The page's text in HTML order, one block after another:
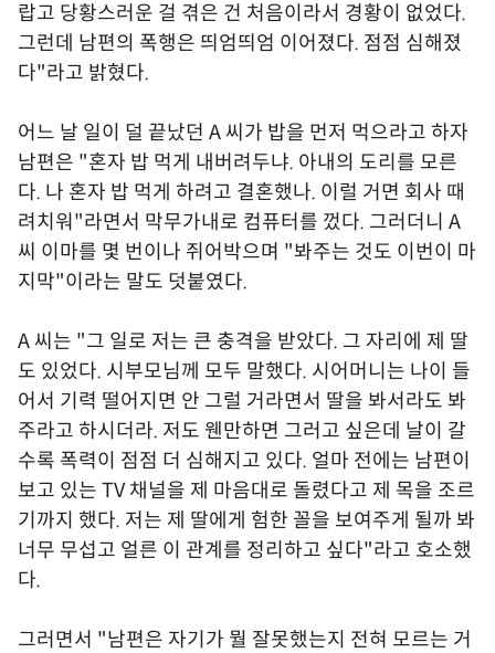
랍고 당황스러운 걸 겪은 건 처음이라서 경황이 없었다.
그런데 남편의 폭행은 띄엄띄엄 이어졌다. 점점 심해졌
다"라고 밝혔다.
어느 날 일이 덜 끝났던 A 씨가 밥을 먼저 먹으라고 하자
남편은 "혼자 밥 먹게 내버려두냐. 아내의 도리를 모른
다. 나 혼자 밥 먹게 하려고 결혼했나. 이럴 거면 회사 때
려치워"라면서 막무가내로 컴퓨터를 껐다. 그러더니 A
씨 이마를 몇 번이나 쥐어박으며 "봐주는 것도 이번이 마
지막"이라는 말도 덧붙였다.
A 씨는 "그 일로 저는 큰 충격을 받았다. 그 자리에 제 딸
도 있었다. 시부모님께 모두 말했다. 시어머니는 나이 들
어서 기력 떨어지면 안 그럴 거라면서 딸을 봐서라도 봐
주라고 하시더라. 저도 웬만하면 그러고 싶은데 날이 갈
수록 폭력이 점점 더 심해지고 있다. 얼마 전에는 남편이
보고 있는 TV 채널을 제 마음대로 돌렸다고 제 목을 조르
기까지 했다. 저는 제 딸에게 험한 꼴을 보여주게 될까 봐
너무 무섭고 얼른 이 관계를 정리하고 싶다"라고 호소했
다.
그러면서 "남편은 자기가 뭘 잘못했는지 전혀 모르는 거